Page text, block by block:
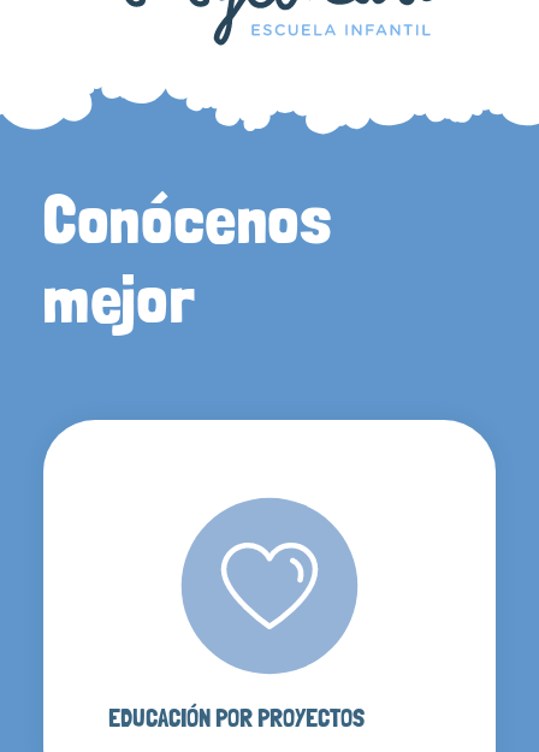
Conócenos
mejor
EDUCACIÓN POR PROYECTOS